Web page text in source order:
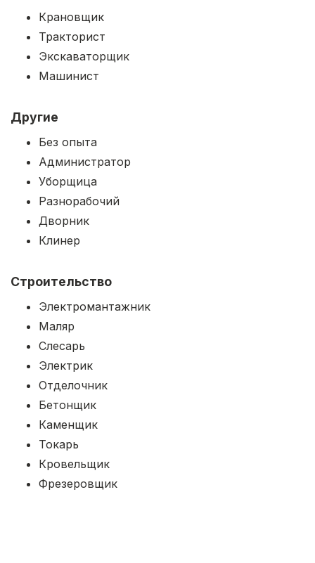
Крановщик
Тракторист
Экскаваторщик
Машинист
Другие
Без опыта
Администратор
Уборщица
Разнорабочий
Дворник
Клинер
Строительство
Электромантажник
Маляр
Слесарь
Электрик
Отделочник
Бетонщик
Каменщик
Токарь
Кровельщик
Фрезеровщик